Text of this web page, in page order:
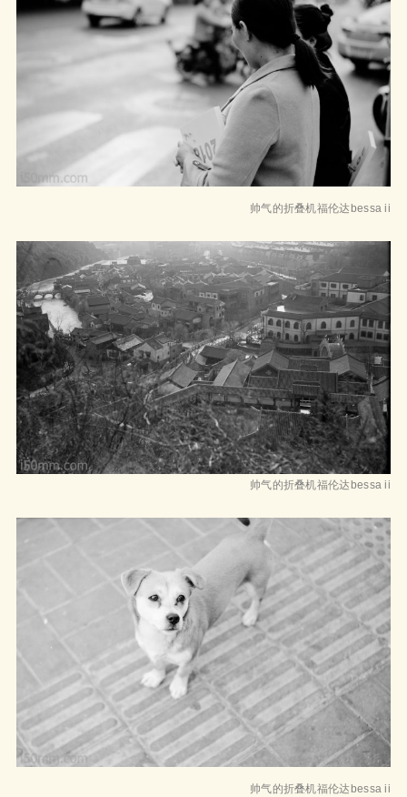
帅气的折叠机福伦达bessa ii
帅气的折叠机福伦达bessa ii
帅气的折叠机福伦达bessa ii